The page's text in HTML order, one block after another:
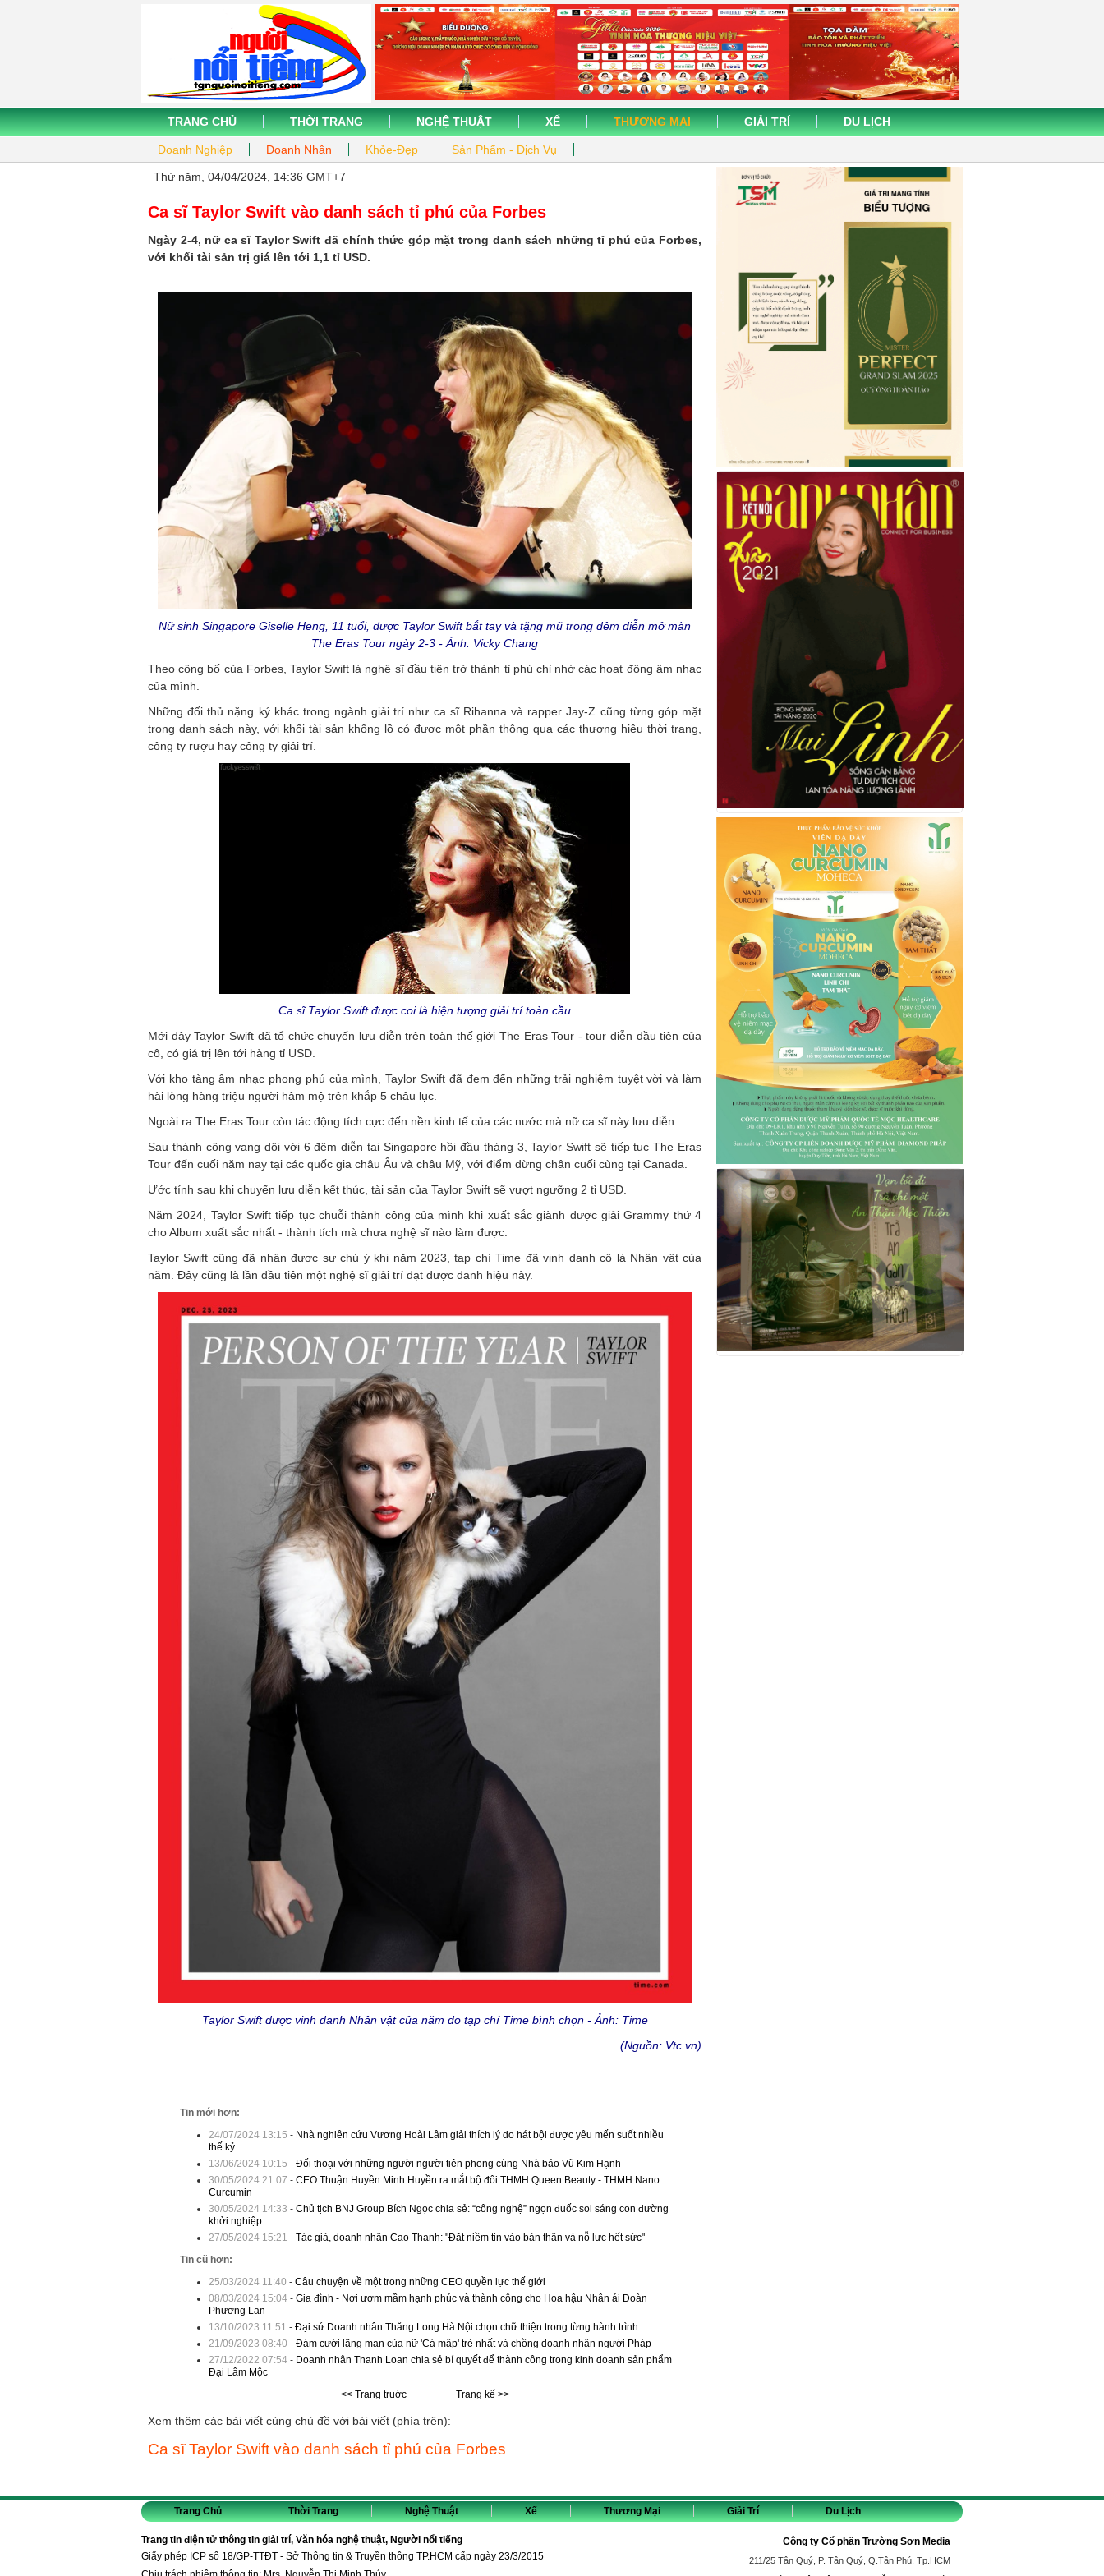
TRANG CHỦ THỜI TRANG NGHỆ THUẬT XẾ THƯƠNG MẠI
Doanh Nghiệp Doanh Nhân Khỏe-Đẹp Sản Phẩm - Dịch Vụ
GIẢI TRÍ DU LỊCH
Thứ năm, 04/04/2024, 14:36 GMT+7
Ca sĩ Taylor Swift vào danh sách tỉ phú của Forbes
Ngày 2-4, nữ ca sĩ Taylor Swift đã chính thức góp mặt trong danh sách những tỉ phú của Forbes,
với khối tài sản trị giá lên tới 1,1 tỉ USD.
Nữ sinh Singapore Giselle Heng, 11 tuổi, được Taylor Swift bắt tay và tặng mũ trong đêm diễn mở màn
The Eras Tour ngày 2-3 - Ảnh: Vicky Chang
Theo công bố của Forbes, Taylor Swift là nghệ sĩ đầu tiên trở thành tỉ phú chỉ nhờ các hoạt động âm nhạc
của mình.
Những đối thủ nặng ký khác trong ngành giải trí như ca sĩ Rihanna và rapper Jay-Z cũng từng góp mặt
trong danh sách này, với khối tài sản khổng lồ có được một phần thông qua các thương hiệu thời trang,
công ty rượu hay công ty giải trí.
Ca sĩ Taylor Swift được coi là hiện tượng giải trí toàn cầu
Mới đây Taylor Swift đã tổ chức chuyến lưu diễn trên toàn thế giới The Eras Tour - tour diễn đầu tiên của
cô, có giá trị lên tới hàng tỉ USD.
Với kho tàng âm nhạc phong phú của mình, Taylor Swift đã đem đến những trải nghiệm tuyệt vời và làm
hài lòng hàng triệu người hâm mộ trên khắp 5 châu lục.
Ngoài ra The Eras Tour còn tác động tích cực đến nền kinh tế của các nước mà nữ ca sĩ này lưu diễn.
Sau thành công vang dội với 6 đêm diễn tại Singapore hồi đầu tháng 3, Taylor Swift sẽ tiếp tục The Eras
Tour đến cuối năm nay tại các quốc gia châu Âu và châu Mỹ, với điểm dừng chân cuối cùng tại Canada.
Ước tính sau khi chuyến lưu diễn kết thúc, tài sản của Taylor Swift sẽ vượt ngưỡng 2 tỉ USD.
Năm 2024, Taylor Swift tiếp tục chuỗi thành công của mình khi xuất sắc giành được giải Grammy thứ 4
cho Album xuất sắc nhất - thành tích mà chưa nghệ sĩ nào làm được.
Taylor Swift cũng đã nhận được sự chú ý khi năm 2023, tạp chí Time đã vinh danh cô là Nhân vật của
năm. Đây cũng là lần đầu tiên một nghệ sĩ giải trí đạt được danh hiệu này.
Taylor Swift được vinh danh Nhân vật của năm do tạp chí Time bình chọn - Ảnh: Time
(Nguồn: Vtc.vn)
Tin mới hơn:
24/07/2024 13:15 - Nhà nghiên cứu Vương Hoài Lâm giải thích lý do hát bội được yêu mến suốt nhiều
thế kỷ
13/06/2024 10:15 - Đối thoại với những người người tiên phong cùng Nhà báo Vũ Kim Hạnh
30/05/2024 21:07 - CEO Thuận Huyền Minh Huyền ra mắt bộ đôi THMH Queen Beauty - THMH Nano
Curcumin
30/05/2024 14:33 - Chủ tịch BNJ Group Bích Ngọc chia sẻ: “công nghệ” ngọn đuốc soi sáng con đường
khởi nghiệp
27/05/2024 15:21 - Tác giả, doanh nhân Cao Thanh: "Đặt niềm tin vào bản thân và nỗ lực hết sức"
Tin cũ hơn:
25/03/2024 11:40 - Câu chuyện về một trong những CEO quyền lực thế giới
08/03/2024 15:04- Gia đình - Nơi ươm mầm hạnh phúc và thành công cho Hoa hậu Nhân ái Đoàn
Phương Lan
13/10/2023 11:51 - Đại sứ Doanh nhân Thăng Long Hà Nội chọn chữ thiện trong từng hành trình
21/09/2023 08:40 - Đám cưới lãng mạn của nữ 'Cá mập' trẻ nhất và chồng doanh nhân người Pháp
27/12/2022 07:54- Doanh nhân Thanh Loan chia sẻ bí quyết để thành công trong kinh doanh sản phẩm
Đại Lâm Mộc
<< Trang truớc
Trang kế >>
Xem thêm các bài viết cùng chủ đề với bài viết (phía trên):
Ca sĩ Taylor Swift vào danh sách tỉ phú của Forbes
Trang Chủ Thời Trang Nghệ Thuật Xế Thương Mại Giải Trí Du Lịch
Trang tin điện tử thông tin giải trí, Văn hóa nghệ thuật, Người nổi tiếng
Giấy phép ICP số 18/GP-TTĐT - Sở Thông tin & Truyền thông TP.HCM cấp ngày 23/3/2015
Công ty Cổ phần Trường Sơn Media
211/25 Tân Quý, P. Tân Quý, Q.Tân Phú, Tp.HCM